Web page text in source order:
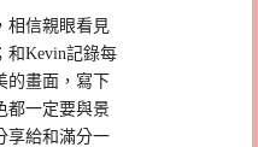
相信親眼看見
和Kevin記錄每
的畫面，寫下
都一定要與景
享給和滿分一